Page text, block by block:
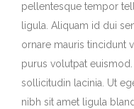
pellentesque tempor
ligula. Aliquam id dui
ornare mauris tincidunt
purus volutpat
sollicitudin lacinia. Ut
nibh sit amet ligula